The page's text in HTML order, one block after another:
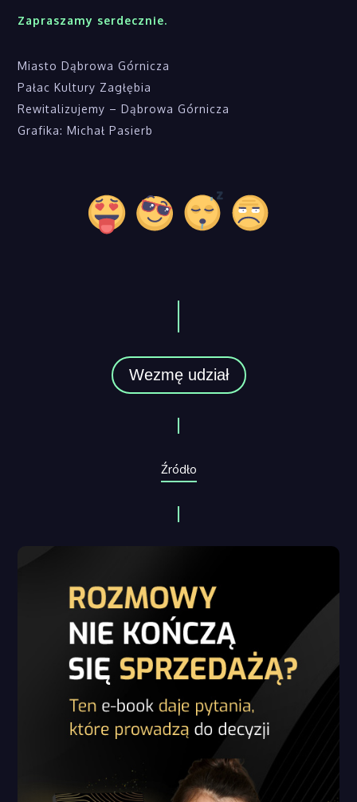
Zapraszamy serdecznie.
Miasto Dąbrowa Górnicza
Pałac Kultury Zagłębia
Rewitalizujemy – Dąbrowa Górnicza
Grafika: Michał Pasierb
Wezmę udział
Źródło